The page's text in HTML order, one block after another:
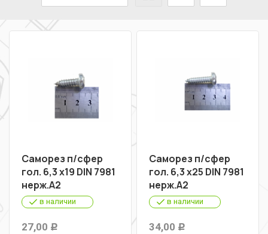
Саморез п/сфер
гол. 6,3 х19 DIN 7981
нерж.А2
в наличии
27,00 Р
Саморез п/сфер
гол. 6,3 х25 DIN 7981
нерж.А2
в наличии
34,00 Р